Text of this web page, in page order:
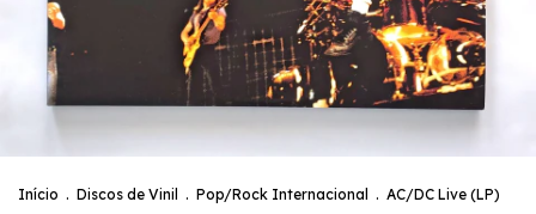
Início . Discos de Vinil . Pop/Rock Internacional . AC/DC Live (LP)